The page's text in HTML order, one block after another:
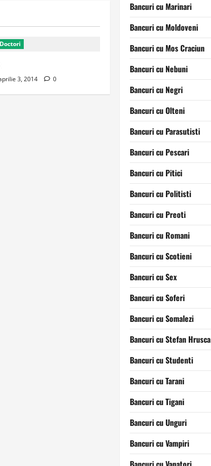
3, 2014 0
Bancuri cu Marinari
Bancuri cu Moldoveni
Bancuri cu Mos Craciun
Bancuri cu Nebuni
Bancuri cu Negri
Bancuri cu Olteni
Bancuri cu Parasutisti
Bancuri cu Pescari
Bancuri cu Pitici
Bancuri cu Politisti
Bancuri cu Preoti
Bancuri cu Romani
Bancuri cu Scotieni
Bancuri cu Sex
Bancuri cu Soferi
Bancuri cu Somalezi
Bancuri cu Stefan Hrusca
Bancuri cu Studenti
Bancuri cu Tarani
Bancuri cu Tigani
Bancuri cu Unguri
Bancuri cu Vampiri